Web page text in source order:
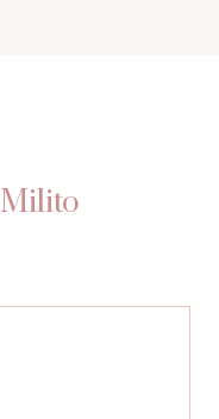
Milito